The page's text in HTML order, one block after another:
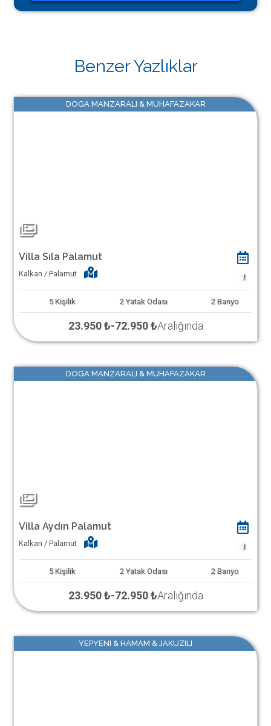
Benzer Yazlıklar
DOGA MANZARALI & MUHAFAZAKAR
Villa Sıla Palamut
Kalkan / Palamut 1
5 Kişilik 2 Yatak Odası 2 Banyo
23.950 ₺-72.950 ₺Aralığında
DOGA MANZARALI & MUHAFAZAKAR
Villa Aydın Palamut
Kalkan / Palamut 1
5 Kişilik 2 Yatak Odası 2 Banyo
23.950 ₺-72.950 ₺Aralığında
YEPYENI & HAMAM & JAKUZILI